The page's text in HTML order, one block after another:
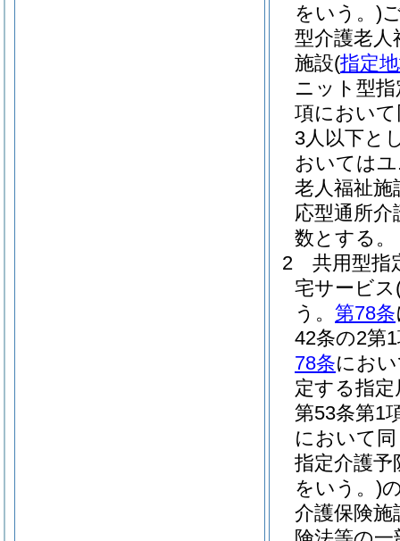
をいう。)
型介護老人
施設(指定
ニット型
項におい
3人以下と
おいては
老人福祉施
応型通所
数とする。
2
共用型指
宅サービス
う。 第78条
42条の2第
78条にお
定する指
第53条第1
において
指定介護予
をいう。)
介護保険